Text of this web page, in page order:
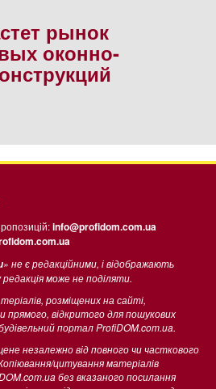
рынок
оконно-
info@profidom.com.ua
» не є редакційними, і відображають
може не поділяти.
розміщених на сайті,
прямого, відкритого для пошукових
портал ProfiDOM.com.ua.
незалежно від повного чи часткового
цитування матеріалів
без вказаного посилання